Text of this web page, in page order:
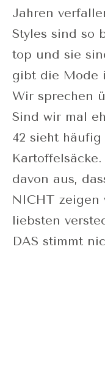
Jahren
Styles sind so
top und sie
gibt die Mode
Wir sprechen
Sind wir mal
42 sieht
davon aus,
NICHT zeigen
liebsten
DAS stimmt